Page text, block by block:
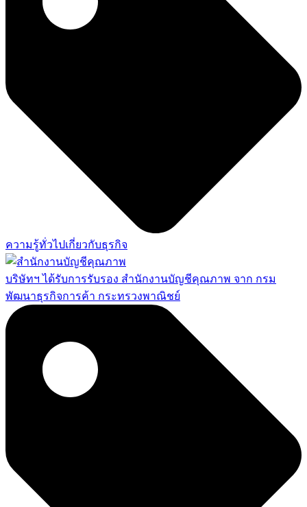
ความรู้ทั่วไปเกี่ยวกับธุรกิจ
บริษัทฯ ได้รับการรับรอง สำนักงานบัญชีคุณภาพ จาก กรม
พัฒนาธุรกิจการค้า กระทรวงพาณิชย์